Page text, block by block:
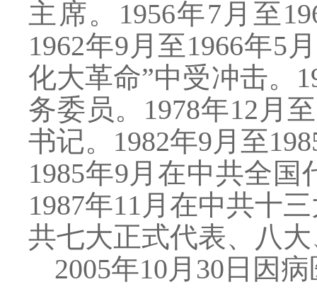
主席。1956年7月至
1962年9月至1966年5
化大革命”中受冲击。
务委员。1978年12月
书记。1982年9月至
1985年9月在中共全
1987年11月在中共十
共七大正式代表、八
2005年10月30日因